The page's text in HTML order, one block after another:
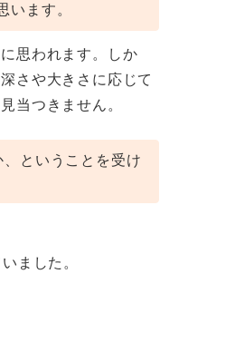
います。
思われます。しか
さや大きさに応じて
当つきません。
ということを受け
ました。